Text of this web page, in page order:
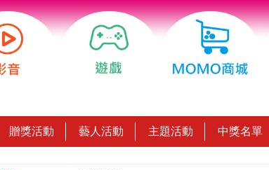
贈獎活動 藝人活動 主題活動 中獎名單